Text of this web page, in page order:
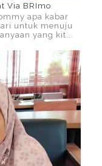
Via BRImo
apa kabar
untuk menuju
yang kit...